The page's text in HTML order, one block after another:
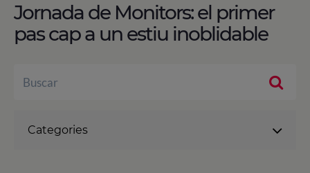
Jornada de Monitors: el primer
pas cap a un estiu inoblidable
Categories